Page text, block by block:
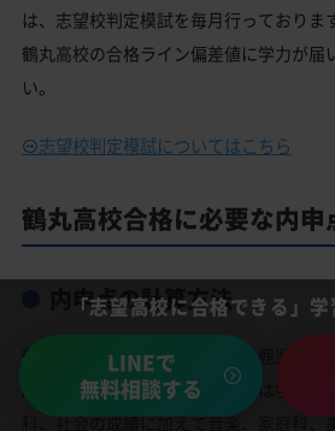
は、志望校判定模試を毎月行っておりま
鶴丸高校の合格ライン偏差値に学力が届
い。
志望校判定模試についてはこちら
鶴丸高校合格に必要な内申
内申点の計算方法
鶴丸高校の内申点の計算方法は鹿児島県
応されます。基本的には内申点は学校の
科、社会の成績に加えて音楽、家庭科、
「志望高校に合格できる」
LINEで
無料相談する